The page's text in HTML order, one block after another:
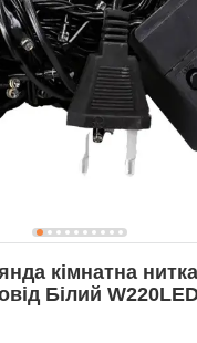
кімнатна
Білий